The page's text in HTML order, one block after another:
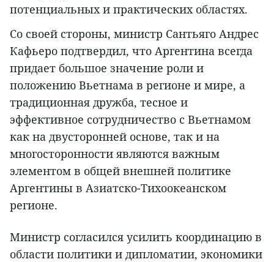
потенциальных и практических областях.
Со своей стороны, министр Сантьяго Андрес
Кафьеро подтвердил, что Аргентина всегда
придает большое значение роли и
положению Вьетнама в регионе и мире, а
традиционная дружба, тесное и
эффективное сотрудничество с Вьетнамом
как на двусторонней основе, так и на
многосторонности являются важным
элементом в общей внешней политике
Аргентины в Азиатско-Тихоокеанском
регионе.
Министр согласился усилить координацию в
области политики и дипломатии, экономики